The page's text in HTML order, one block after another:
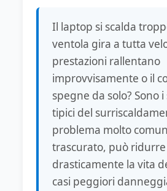
Il laptop si scalda
ventola gira a tutta
prestazioni rallentano
improvvisamente o il
spegne da solo? Sono
tipici del
problema molto
trascurato, può ridurre
drasticamente la vita
casi peggiori